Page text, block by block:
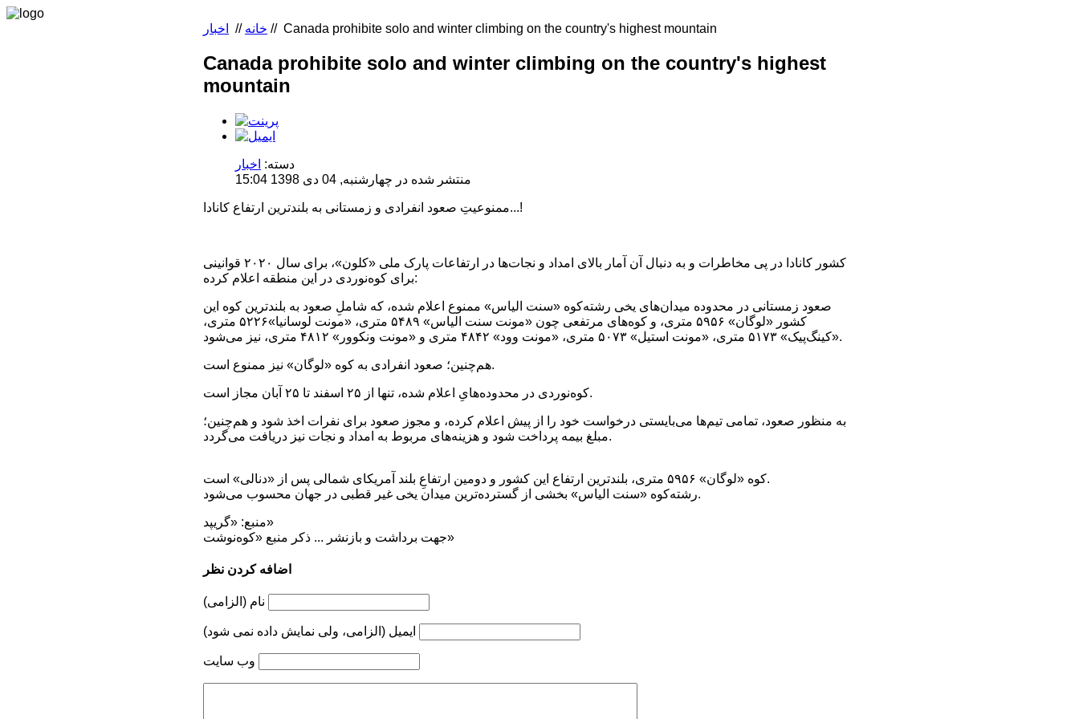
خانه // اخبار // Canada prohibite solo and winter climbing on the country's highest mountain
Canada prohibite solo and winter climbing on the country's highest
mountain
دسته: اخبار
منتشر شده در چهارشنبه, 04 دی 1398 15:04
ممنوعیتِ صعود انفرادی و زمستانی به بلندترین ارتفاع کانادا...!
کشور کانادا در پی مخاطرات و به دنبال آن آمار بالای امداد و نجات‌ها در ارتفاعات پارک ملی «کلون»، برای سال ۲۰۲۰ قوانینی
برای کوه‌نوردی در این منطقه اعلام کرده:
صعود زمستانی در محدوده میدان‌های یخی رشته‌کوه «سنت الیاس» ممنوع اعلام شده، که شاملِ صعود به بلندترین کوه این
کشور «لوگان» ۵۹۵۶ متری، و کوه‌های مرتفعی چون «مونت‌ سنت الیاس» ۵۴۸۹ متری، «مونت لوسانیا»۵۲۲۶ متری،
«کینگ‌پیک» ۵۱۷۳ متری، «مونت استیل» ۵۰۷۳ متری، «مونت وود» ۴۸۴۲ متری و «مونت ونکوور» ۴۸۱۲ متری، نیز می‌شود.
هم‌چنین؛ صعود انفرادی به کوه «لوگان» نیز ممنوع است.
کوه‌نوردی در محدوده‌هایِ اعلام شده، تنها از ۲۵ اسفند تا ۲۵ آبان مجاز است.
به منظور صعود، تمامی تیم‌ها می‌بایستی درخواست خود را از پیش اعلام کرده، و مجوز صعود برای نفرات اخذ شود و هم‌چنین؛
مبلغ بیمه پرداخت شود و هزینه‌های مربوط به امداد و نجات نیز دریافت می‌گردد.
کوه «لوگان» ۵۹۵۶ متری، بلندترین ارتفاع این کشور و دومین ارتفاعِ بلند آمریکای شمالی پس از «دنالی» است.
رشته‌کوه «سنت الیاس» بخشی از گسترده‌ترین میدان یخی غیر قطبی در جهان محسوب می‌شود.
منبع: «گریپد»
جهت برداشت و بازنشر ... ذکر منبع «کوه‌نوشت»
اضافه کردن نظر
نام (الزامی)
ایمیل (الزامی، ولی نمایش داده نمی شود)
وب سایت